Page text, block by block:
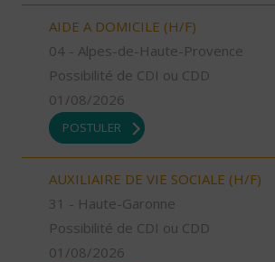
AIDE A DOMICILE (H/F)
04 - Alpes-de-Haute-Provence
Possibilité de CDI ou CDD
01/08/2026
POSTULER
AUXILIAIRE DE VIE SOCIALE (H/F)
31 - Haute-Garonne
Possibilité de CDI ou CDD
01/08/2026